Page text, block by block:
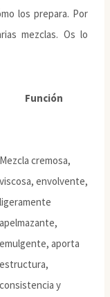
los prepara. Por
mezclas. Os lo
Función
Mezcla cremosa,
viscosa, envolvente,
ligeramente
apelmazante,
emulgente, aporta
estructura,
consistencia y